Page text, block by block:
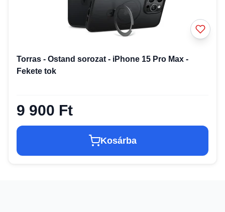
Torras - Ostand sorozat - iPhone 15 Pro Max -
Fekete tok
9 900 Ft
Kosárba